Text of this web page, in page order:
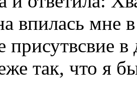
впилась мне
присутвсвие
так, что я